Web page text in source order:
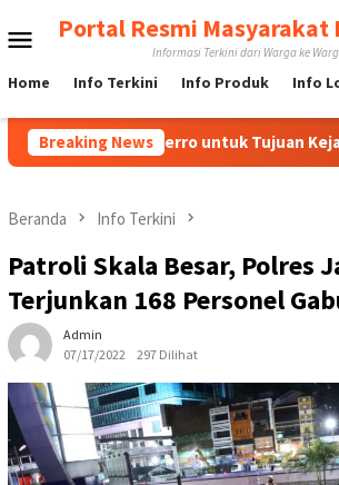
ke
Menu
Mobile
Portal Resmi Masyarakat
Informasi Terkini dari Warga ke
Home Info Terkini Info Produk Info
Breaking News
IndoFerro untuk Tujuan Kejahatan
Beranda Info Terkini
Patroli Skala Besar, Polres
Terjunkan 168 Personel
Admin
07/17/2022
297 Dilihat